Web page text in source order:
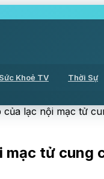
Sức Khoẻ TV Thời Sự
của lạc nội mạc tử
tử cung